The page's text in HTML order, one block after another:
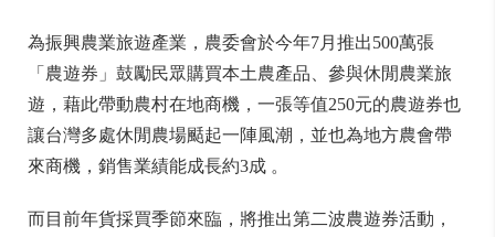
為振興農業旅遊產業，農委會於今年7月推出500萬張
「農遊券」鼓勵民眾購買本土農產品、參與休閒農業旅
遊，藉此帶動農村在地商機，一張等值250元的農遊券也
讓台灣多處休閒農場颳起一陣風潮，並也為地方農會帶
來商機，銷售業績能成長約3成 。
而目前年貨採買季節來臨，將推出第二波農遊券活動，